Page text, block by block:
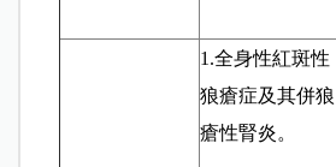
1.全身性紅斑性
狼瘡症及其併狼
瘡性腎炎。